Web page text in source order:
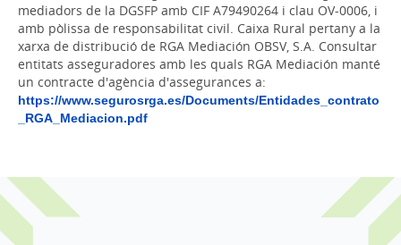
mediadors de la DGSFP amb CIF A79490264 i clau OV-0006, i
amb pòlissa de responsabilitat civil. Caixa Rural pertany a la
xarxa de distribució de RGA Mediación OBSV, S.A. Consultar
entitats asseguradores amb les quals RGA Mediación manté
un contracte d'agència d'assegurances a:
https://www.segurosrga.es/Documents/Entidades_contrato
_RGA_Mediacion.pdf